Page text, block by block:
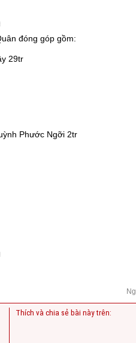
đóng góp gồm:
29tr
Phước Ngỡi 2tr
Thích và chia sẻ bài này trên: